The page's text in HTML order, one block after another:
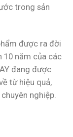
trong sản
được ra đời
10 năm của các
đang được
từ hiệu quả,
nghiệp.